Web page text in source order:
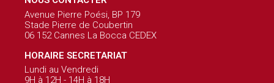
Avenue Pierre Poési, BP 179
Stade Pierre de Coubertin
06 152 Cannes La Bocca CEDEX
HORAIRE SECRETARIAT
Lundi au Vendredi
9H à 12H - 14H à 18H